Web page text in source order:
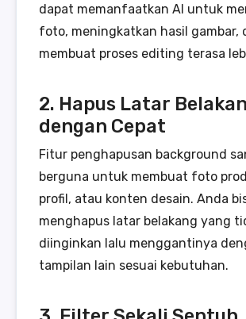
dapat memanfaatkan AI untuk
foto, meningkatkan hasil gambar,
membuat proses editing terasa
2. Hapus Latar
dengan Cepat
Fitur penghapusan background
berguna untuk membuat foto
profil, atau konten desain. Anda
menghapus latar belakang yang
diinginkan lalu menggantinya
tampilan lain sesuai kebutuhan.